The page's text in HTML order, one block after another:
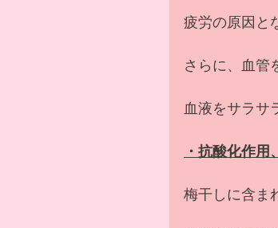
疲労の原因と
さらに、血管
血液をサラサ
・抗酸化作用
梅干しに含ま